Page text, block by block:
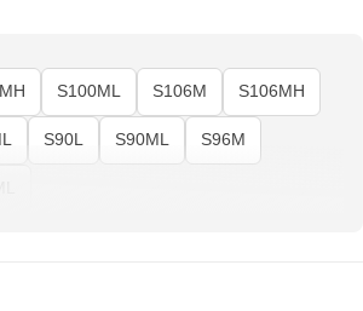
S100ML S106M S106MH
S90L S90ML S96M